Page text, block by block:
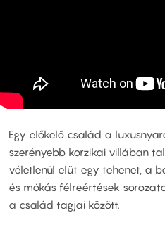
Egy előkelő család a
szerényebb korzikai villában
véletlenül elüt egy tehenet, a
és mókás félreértések
a család tagjai között.